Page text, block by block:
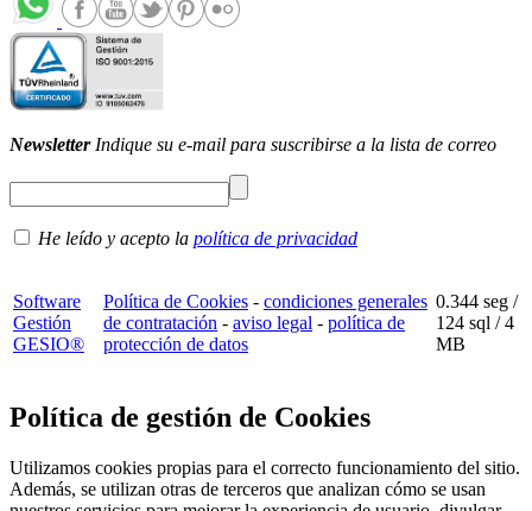
NewsletterIndique su e-mail para suscribirse a la lista de correo
He leído y acepto la política de privacidad
Software
Gestión
GESIO®
Política de Cookies - condiciones generales
de contratación - aviso legal - política de
protección de datos
0.344 seg /
124 sql / 4
MB
Política de gestión de Cookies
Utilizamos cookies propias para el correcto funcionamiento del sitio.
Además, se utilizan otras de terceros que analizan cómo se usan